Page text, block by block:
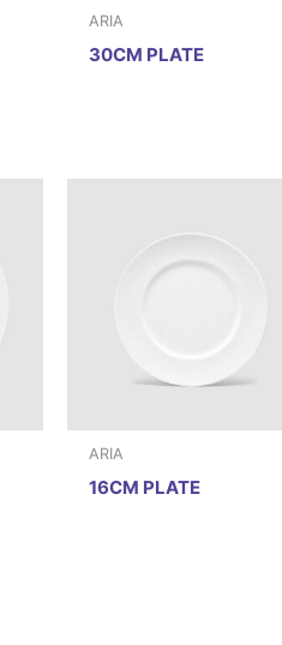
ARIA
30CM PLATE
ARIA
16CM PLATE